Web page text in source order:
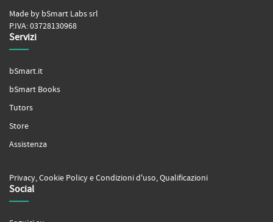
Made by bSmart Labs srl
P.IVA: 03728130968
Servizi
bSmart.it
bSmart Books
Tutors
Store
Assistenza
Privacy,Cookie PolicyeCondizioni d'uso,Qualificazioni
Social